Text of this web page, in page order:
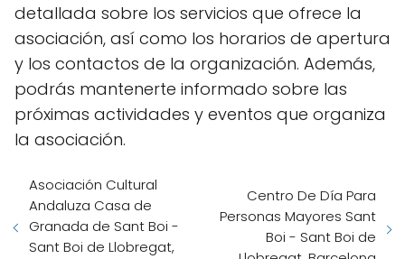
detallada sobre los servicios que ofrece la
asociación, así como los horarios de apertura
y los contactos de la organización. Además,
podrás mantenerte informado sobre las
próximas actividades y eventos que organiza
la asociación.
Asociación Cultural
Andaluza Casa de
Granada de Sant Boi -
Sant Boi de Llobregat,
Centro De Día Para
Personas Mayores Sant
Boi - Sant Boi de